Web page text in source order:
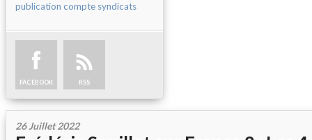
publication compte syndicats
FACEBOOK RSS
26 Juillet 2022